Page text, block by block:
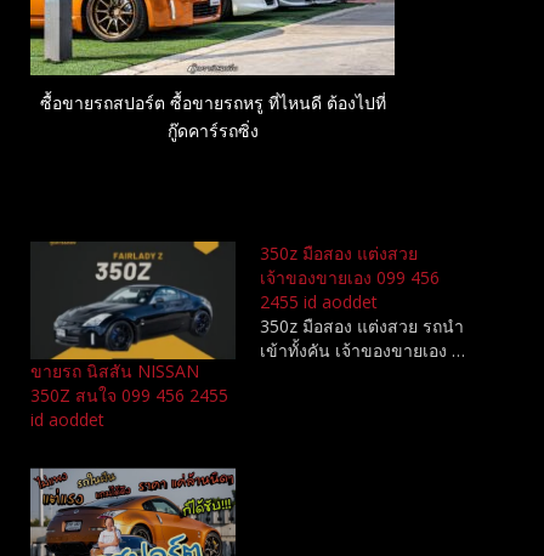
ซื้อขายรถสปอร์ต ซื้อขายรถหรู ที่ไหนดี ต้องไปที่
กู๊ดคาร์รถซิ่ง
ขายรถ นิสสัน NISSAN
350Z สนใจ 099 456 2455
id aoddet
350z มือสอง แต่งสวย
เจ้าของขายเอง 099 456
2455 id aoddet
350z มือสอง แต่งสวย รถนำ
เข้าทั้งคัน เจ้าของขายเอง …